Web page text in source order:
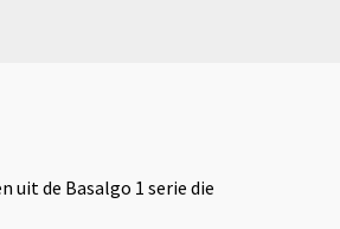
uit de Basalgo 1 serie die